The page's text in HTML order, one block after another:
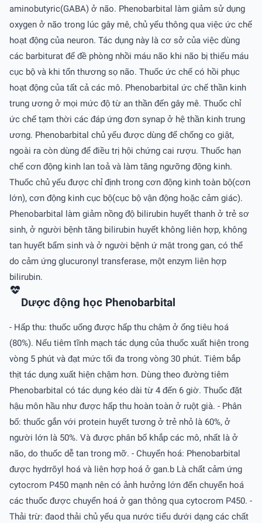
aminobutyric(GABA) ở não. Phenobarbital làm giảm sử dụng
oxygen ở não trong lúc gây mê, chủ yếu thông qua việc ức chế
hoạt động của neuron. Tác dụng này là cơ sở của việc dùng
các barbiturat để đề phòng nhồi máu não khi não bị thiếu máu
cục bộ và khi tổn thương sọ não. Thuốc ức chế có hồi phục
hoạt động của tất cả các mô. Phenobarbital ức chế thần kinh
trung ương ở mọi mức độ từ an thần đến gây mê. Thuốc chỉ
ức chế tạm thời các đáp ứng đơn synap ở hệ thần kinh trung
ương. Phenobarbital chủ yếu được dùng để chống co giật,
ngoài ra còn dùng để điều trị hội chứng cai rượu. Thuốc hạn
chế cơn động kinh lan toả và làm tăng ngưỡng động kinh.
Thuốc chủ yếu được chỉ định trong cơn động kinh toàn bộ(cơn
lớn), cơn động kinh cục bộ(cục bộ vận động hoặc cảm giác).
Phenobarbital làm giảm nồng độ bilirubin huyết thanh ở trẻ sơ
sinh, ở người bệnh tăng bilirubin huyết không liên hợp, không
tan huyết bẩm sinh và ở người bệnh ứ mật trong gan, có thể
do cảm ứng glucuronyl transferase, một enzym liên hợp
bilirubin.
Dược động học Phenobarbital
- Hấp thu: thuốc uống được hấp thu chậm ở ống tiêu hoá
(80%). Nếu tiêm tĩnh mạch tác dụng của thuốc xuất hiện trong
vòng 5 phút và đạt mức tối đa trong vòng 30 phút. Tiêm bắp
thịt tác dụng xuất hiện chậm hơn. Dùng theo đường tiêm
Phenobarbital có tác dụng kéo dài từ 4 đến 6 giờ. Thuốc đặt
hậu môn hầu như được hấp thu hoàn toàn ở ruột già. - Phân
bố: thuốc gắn với protein huyết tương ở trẻ nhỏ là 60%, ở
người lớn là 50%. Và được phân bố khắp các mô, nhất là ở
não, do thuốc dễ tan trong mỡ. - Chuyển hoá: Phenobarbital
được hydrrõyl hoá và liên hợp hoá ở gan.b Là chất cảm ứng
cytocrom P450 mạnh nên có ảnh hưởng lớn đến chuyển hoá
các thuốc được chuyển hoá ở gan thông qua cytocrom P450. -
Thải trừ: đaod thải chủ yếu qua nước tiểu dưới dạng các chất